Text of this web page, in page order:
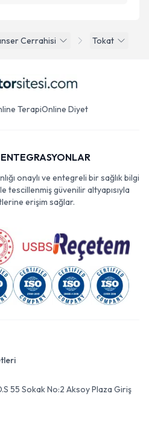
Cerrahisi Tokat
TerapiOnline Diyet
onaylı ve entegreli bir sağlık bilgi
tescillenmiş güvenilir altyapısıyla
erişim sağlar.
55 Sokak No:2 Aksoy Plaza Giriş